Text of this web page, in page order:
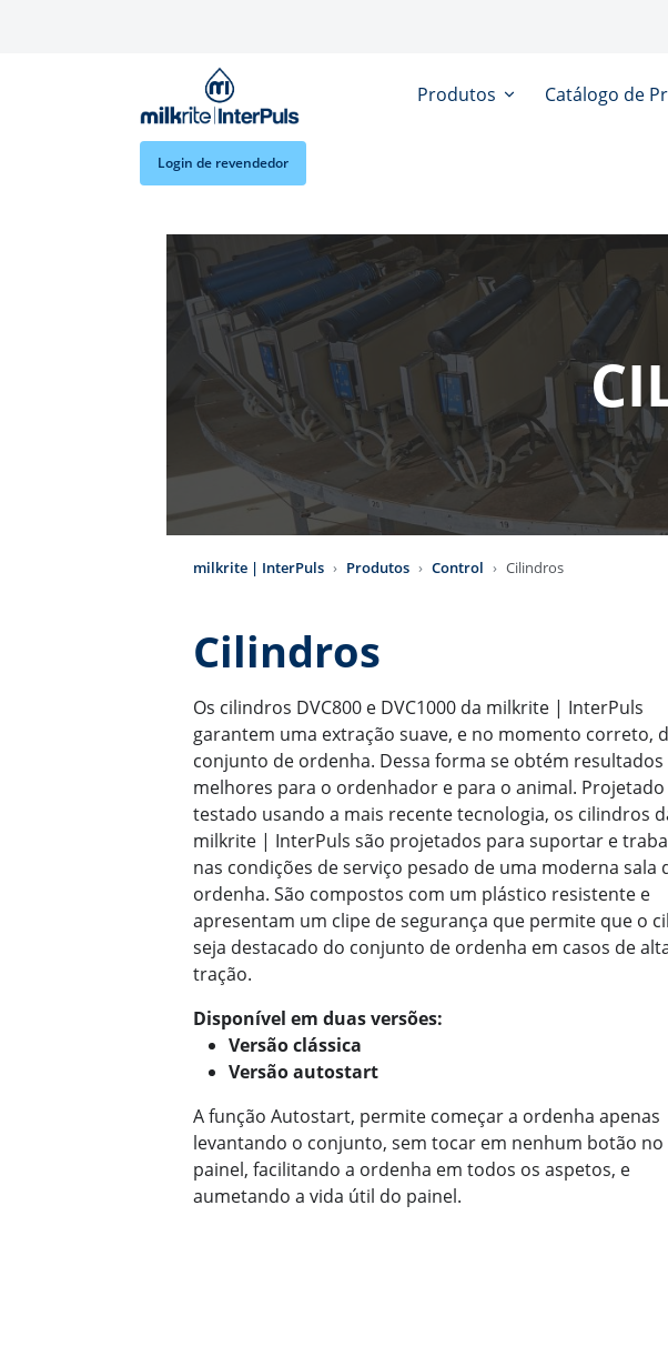
Produtos Catálogo de
Login de revendedor
milkrite | InterPuls Produtos Control Cilindros
Cilindros
Os cilindros DVC800 e DVC1000 da milkrite | InterPuls
garantem uma extração suave, e no momento correto,
conjunto de ordenha. Dessa forma se obtém
melhores para o ordenhador e para o animal. Projetado
testado usando a mais recente tecnologia, os cilindros
milkrite | InterPuls são projetados para suportar e
nas condições de serviço pesado de uma moderna sala
ordenha. São compostos com um plástico resistente e
apresentam um clipe de segurança que permite que o
seja destacado do conjunto de ordenha em casos de
tração.
Disponível em duas versões:
Versão clássica
Versão autostart
A função Autostart, permite começar a ordenha apenas
levantando o conjunto, sem tocar em nenhum botão no
painel, facilitando a ordenha em todos os aspetos, e
aumetando a vida útil do painel.